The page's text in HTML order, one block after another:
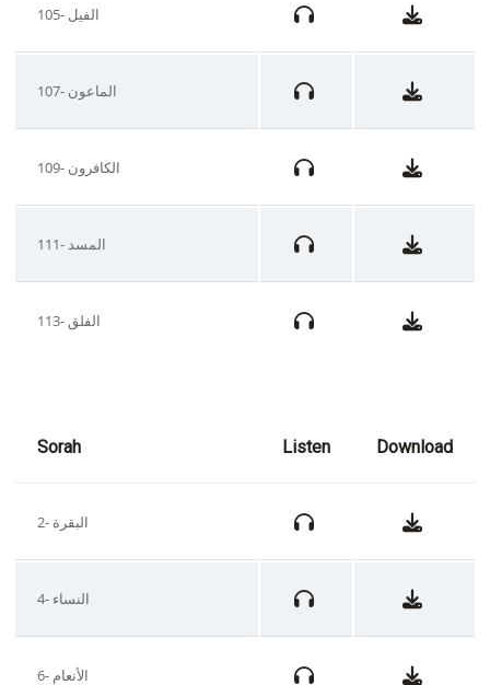
105- الفيل
107- الماعون
109- الكافرون
111- المسد
113- الفلق
Sorah Listen Download
2- البقرة
4- النساء
6- الأنعام